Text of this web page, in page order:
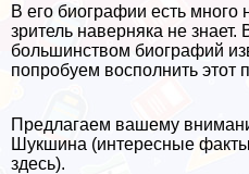
В его биографии есть много
зритель наверняка не знает.
большинством биографий
попробуем восполнить этот
Предлагаем вашему
Шукшина (интересные
здесь).